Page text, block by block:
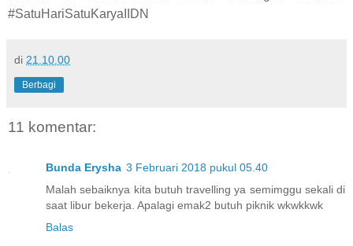
#SatuHariSatuKaryaIIDN
di 21.10.00
Berbagi
11 komentar:
Bunda Erysha 3 Februari 2018 pukul 05.40
Malah sebaiknya kita butuh travelling ya semimggu sekali di
saat libur bekerja. Apalagi emak2 butuh piknik wkwkkwk
Balas